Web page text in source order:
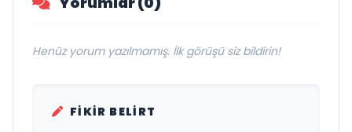
Henüz yorum yazılmamış. İlk görüşü siz bildirin!
FIKIR BELIRT